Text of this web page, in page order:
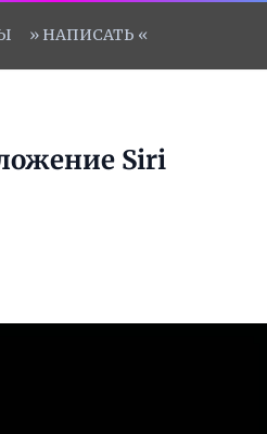
» НАПИСАТЬ «
Siri